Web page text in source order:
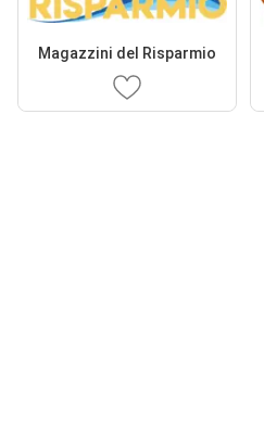
Magazzini del Risparmio